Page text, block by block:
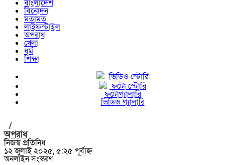
বাংলাদেশ
বিনোদন
মতামত
লাইফস্টাইল
অপরাধ
খেলা
ধর্ম
শিক্ষা
ভিডিও স্টোরি
ফটো স্টোরি
ফটোগ্যালারি
ভিডিও গ্যালারি
/
অপরাধ
নিজস্ব প্রতিনিধ
১২ জুলাই ২০২৫, ৫:২৫ পূর্বাহ্ন
অনলাইন সংস্করণ